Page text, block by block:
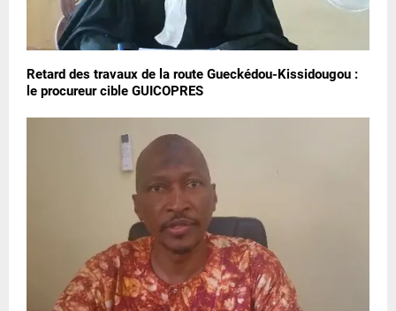
Retard des travaux de la route Gueckédou-Kissidougou :
le procureur cible GUICOPRES